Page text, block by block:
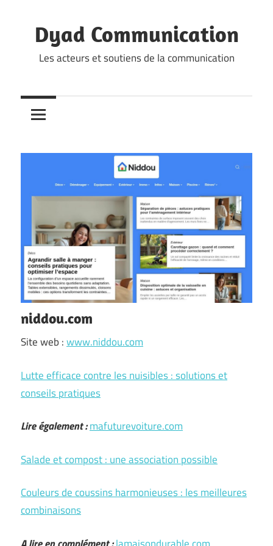
content
Dyad Communication
Les acteurs et soutiens de la communication
niddou.com
Site web :www.niddou.com
Lutte efficace contre les nuisibles : solutions et
conseils pratiques
Lire également :mafuturevoiture.com
Salade et compost : une association possible
Couleurs de coussins harmonieuses : les meilleures
combinaisons